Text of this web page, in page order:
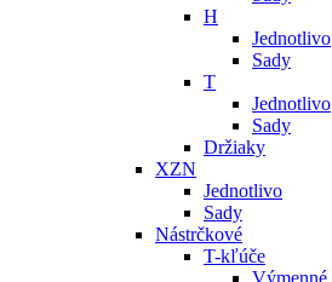
H
Jednotlivo
Sady
T
Jednotlivo
Sady
Držiaky
XZN
Jednotlivo
Sady
Nástrčkové
T-kľúče
Výmenné